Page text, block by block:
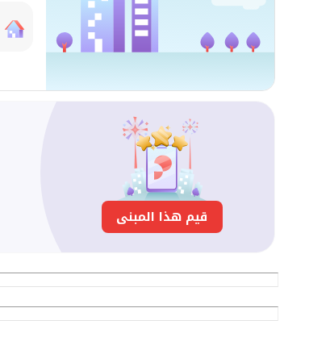
قيم هذا المبنى